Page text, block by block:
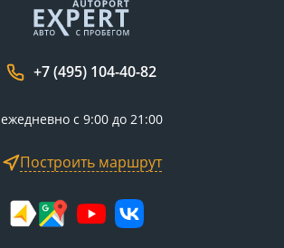
+7 (495) 104-40-82
ежедневно с 9:00 до 21:00
Построить маршрут